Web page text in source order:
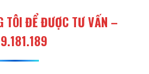
TÔI ĐỂ ĐƯỢC TƯ VẤN –